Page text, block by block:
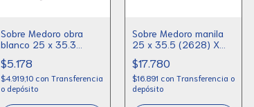
Sobre Medoro obra
blanco 25 x 35.3
$5.178
$4.919,10 con Transferencia
o depósito
Sobre Medoro manila
25 x 35.5 (2628) X
$17.780
$16.891 con Transferencia o
depósito